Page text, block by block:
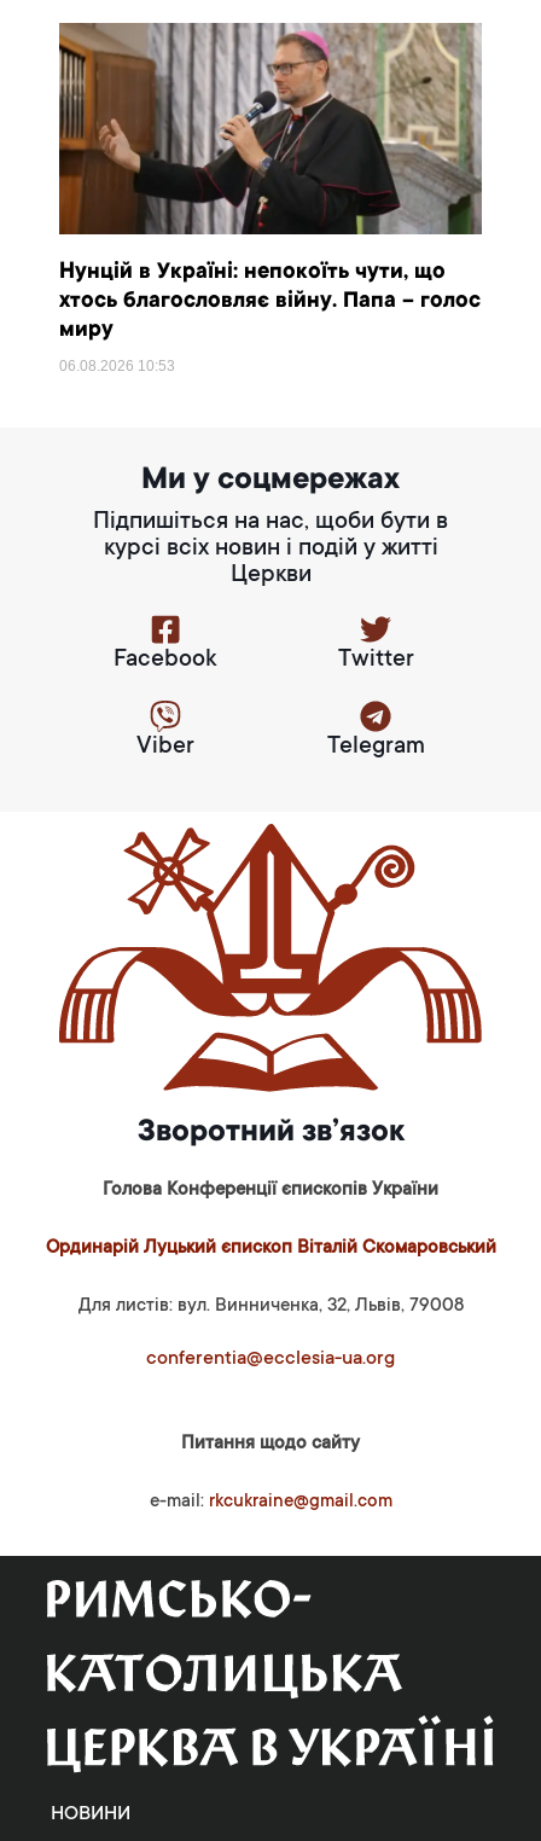
Нунцій в Україні: непокоїть чути, що
хтось благословляє війну. Папа – голос
миру
06.08.2026 10:53
Ми у соцмережах
Підпишіться на нас, щоби бути в
курсі всіх новин і подій у житті
Церкви
Facebook Twitter
Viber Telegram
Зворотний зв’язок
Голова Конференції єпископів України
Ординарій Луцький єпископ Віталій Скомаровський
Для листів: вул. Винниченка, 32, Львів, 79008
conferentia@ecclesia-ua.org
Питання щодо сайту
e-mail: rkcukraine@gmail.com
НОВИНИ